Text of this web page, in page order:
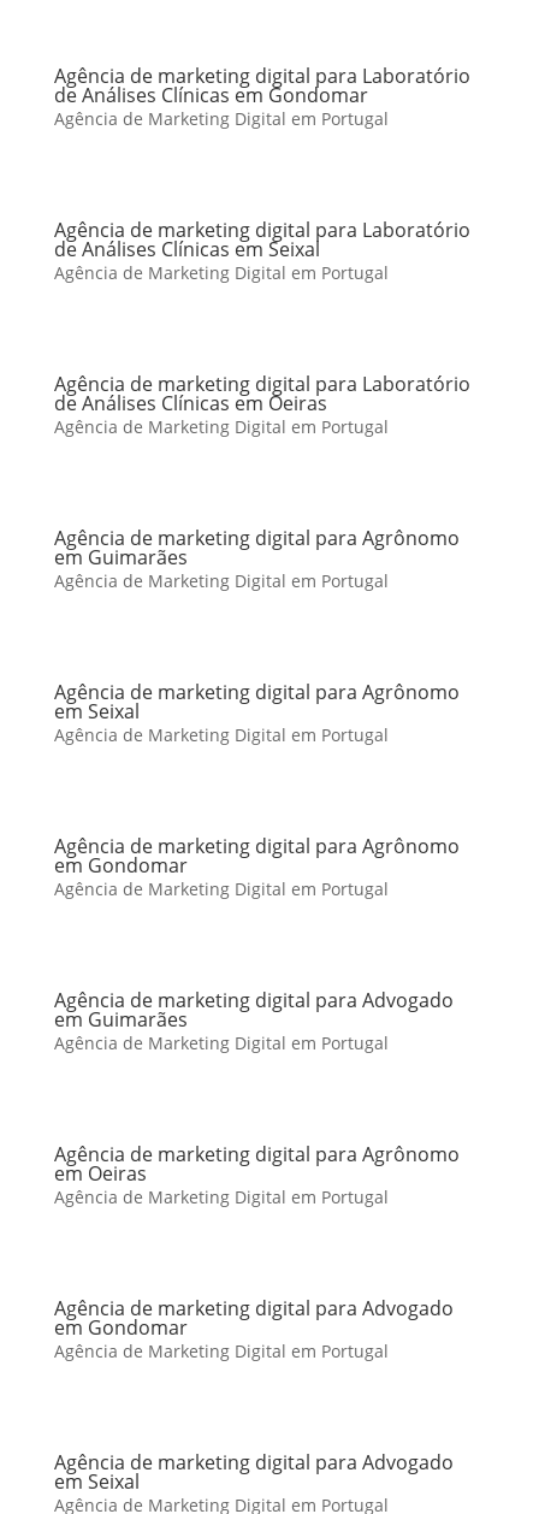
Agência de marketing digital para Laboratório
de Análises Clínicas em Gondomar
Agência de Marketing Digital em Portugal
Agência de marketing digital para Laboratório
de Análises Clínicas em Seixal
Agência de Marketing Digital em Portugal
Agência de marketing digital para Laboratório
de Análises Clínicas em Oeiras
Agência de Marketing Digital em Portugal
Agência de marketing digital para Agrônomo
em Guimarães
Agência de Marketing Digital em Portugal
Agência de marketing digital para Agrônomo
em Seixal
Agência de Marketing Digital em Portugal
Agência de marketing digital para Agrônomo
em Gondomar
Agência de Marketing Digital em Portugal
Agência de marketing digital para Advogado
em Guimarães
Agência de Marketing Digital em Portugal
Agência de marketing digital para Agrônomo
em Oeiras
Agência de Marketing Digital em Portugal
Agência de marketing digital para Advogado
em Gondomar
Agência de Marketing Digital em Portugal
Agência de marketing digital para Advogado
em Seixal
Agência de Marketing Digital em Portugal